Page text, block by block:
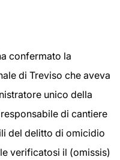
confermato la
di Treviso che aveva
unico della
di cantiere
del delitto di omicidio
verificatosi il (omissis)